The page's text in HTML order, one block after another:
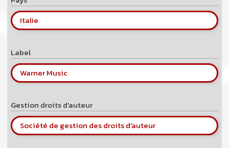
Italie
Label
Warner Music
Gestion droits d'auteur
Société de gestion des droits d'auteur